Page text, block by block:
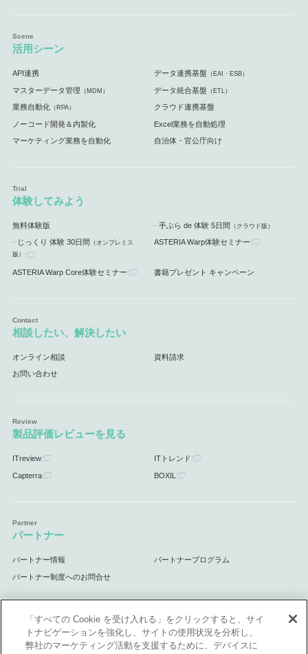
活用シーン
API連携 データ連携基盤 （EAI・ESB）
マスターデータ管理 （MDM） データ統合基盤 （ETL）
業務自動化（RPA） クラウド連携基盤
ノーコード開発＆内製化 Excel業務を自動処理
マーケティング業務を自動化 自治体・官公庁向け
体験してみよう
無料体験版 手ぶら de 体験 5日間 （クラウド版）
じっくり 体験 30日間 （オンプレミス
版）
ASTERIA Warp体験セミナー
ASTERIA Warp Core体験セミナー 書籍プレゼント キャンペーン
相談したい、解決したい
オンライン相談 資料請求
お問い合わせ
製品評価レビューを見る
ITreview ITトレンド
Capterra BOXIL
パートナー
パートナー情報 パートナープログラム
パートナー制度へのお問合せ
サポート
「すべての Cookie を受け入れる」をクリックすると、サイ
トナビゲーションを強化し、サイトの使用状況を分析し、
弊社のマーケティング活動を支援するために、デバイスに